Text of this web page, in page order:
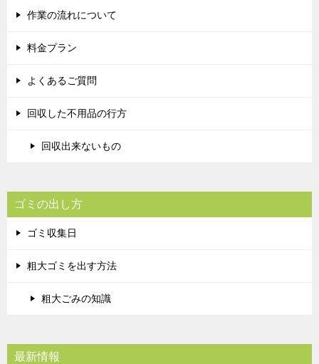
作業の流れについて
料金プラン
よくあるご質問
回収した不用品の行方
回収出来ないもの
ゴミの出し方
ゴミ収集日
粗大ゴミを出す方法
粗大ごみの知識
最新情報